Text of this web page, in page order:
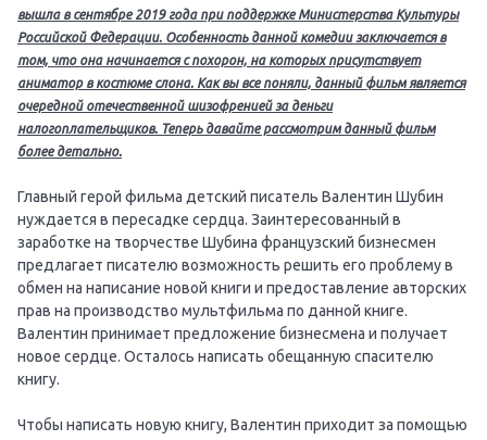
вышла в сентябре 2019 года при поддержке Министерства Культуры
Российской Федерации. Особенность данной комедии заключается в
том, что она начинается с похорон, на которых присутствует
аниматор в костюме слона. Как вы все поняли, данный фильм является
очередной отечественной шизофренией за деньги
налогоплательщиков. Теперь давайте рассмотрим данный фильм
более детально.
Главный герой фильма детский писатель Валентин Шубин
нуждается в пересадке сердца. Заинтересованный в
заработке на творчестве Шубина французский бизнесмен
предлагает писателю возможность решить его проблему в
обмен на написание новой книги и предоставление авторских
прав на производство мультфильма по данной книге.
Валентин принимает предложение бизнесмена и получает
новое сердце. Осталось написать обещанную спасителю
книгу.
Чтобы написать новую книгу, Валентин приходит за помощью